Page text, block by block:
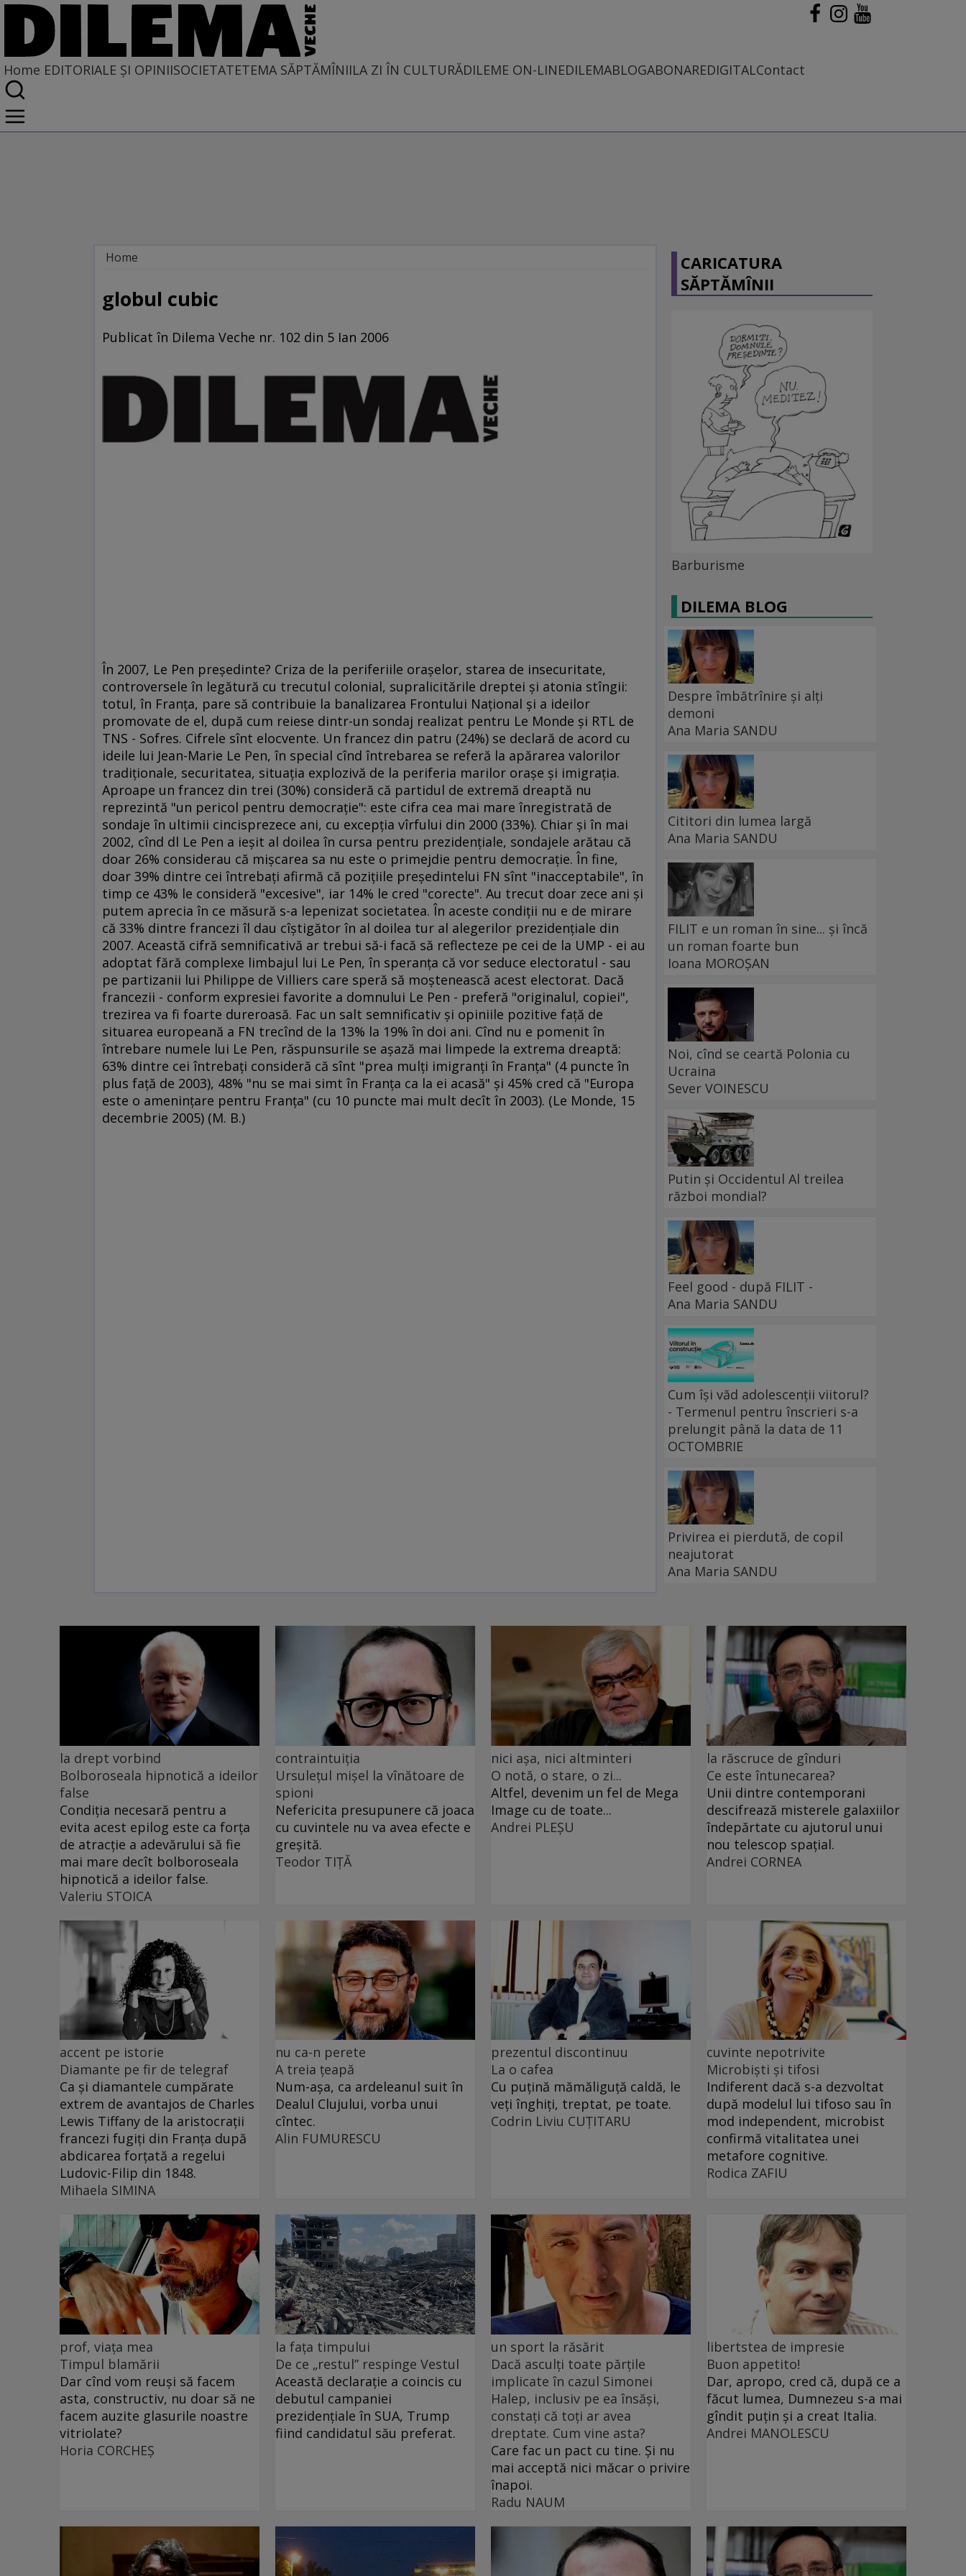
Home EDITORIALE ȘI OPINIISOCIETATETEMA SĂPTĂMÎNIILA ZI ÎN CULTURĂDILEME ON-LINEDILEMABLOGABONAREDIGITALContact
Home
PE CE LUME TRĂIM
globul cubic
Publicat în Dilema Veche nr. 102 din 5 Ian 2006
În 2007, Le Pen preşedinte? Criza de la periferiile oraşelor, starea de insecuritate,
controversele în legătură cu trecutul colonial, supralicitările dreptei şi atonia stîngii:
totul, în Franţa, pare să contribuie la banalizarea Frontului Naţional şi a ideilor
promovate de el, după cum reiese dintr-un sondaj realizat pentru Le Monde şi RTL de
TNS - Sofres. Cifrele sînt elocvente. Un francez din patru (24%) se declară de acord cu
ideile lui Jean-Marie Le Pen, în special cînd întrebarea se referă la apărarea valorilor
tradiţionale, securitatea, situaţia explozivă de la periferia marilor oraşe şi imigraţia.
Aproape un francez din trei (30%) consideră că partidul de extremă dreaptă nu
reprezintă "un pericol pentru democraţie": este cifra cea mai mare înregistrată de
sondaje în ultimii cincisprezece ani, cu excepţia vîrfului din 2000 (33%). Chiar şi în mai
2002, cînd dl Le Pen a ieşit al doilea în cursa pentru prezidenţiale, sondajele arătau că
doar 26% considerau că mişcarea sa nu este o primejdie pentru democraţie. În fine,
doar 39% dintre cei întrebaţi afirmă că poziţiile preşedintelui FN sînt "inacceptabile", în
timp ce 43% le consideră "excesive", iar 14% le cred "corecte". Au trecut doar zece ani şi
putem aprecia în ce măsură s-a lepenizat societatea. În aceste condiţii nu e de mirare
că 33% dintre francezi îl dau cîştigător în al doilea tur al alegerilor prezidenţiale din
2007. Această cifră semnificativă ar trebui să-i facă să reflecteze pe cei de la UMP - ei au
adoptat fără complexe limbajul lui Le Pen, în speranţa că vor seduce electoratul - sau
pe partizanii lui Philippe de Villiers care speră să moştenească acest electorat. Dacă
francezii - conform expresiei favorite a domnului Le Pen - preferă "originalul, copiei",
trezirea va fi foarte dureroasă. Fac un salt semnificativ şi opiniile pozitive faţă de
situarea europeană a FN trecînd de la 13% la 19% în doi ani. Cînd nu e pomenit în
întrebare numele lui Le Pen, răspunsurile se aşază mai limpede la extrema dreaptă:
63% dintre cei întrebaţi consideră că sînt "prea mulţi imigranţi în Franţa" (4 puncte în
plus faţă de 2003), 48% "nu se mai simt în Franţa ca la ei acasă" şi 45% cred că "Europa
este o ameninţare pentru Franţa" (cu 10 puncte mai mult decît în 2003). (Le Monde, 15
decembrie 2005) (M. B.)
CARICATURA
SĂPTĂMÎNII
Barburisme
DILEMA BLOG
Despre îmbătrînire și alți
demoni
Ana Maria SANDU
Cititori din lumea largă
Ana Maria SANDU
FILIT e un roman în sine... și încă
un roman foarte bun
Ioana MOROȘAN
Noi, cînd se ceartă Polonia cu
Ucraina
Sever VOINESCU
Putin și Occidentul Al treilea
război mondial?
Feel good - după FILIT -
Ana Maria SANDU
Cum își văd adolescenții viitorul?
- Termenul pentru înscrieri s-a
prelungit până la data de 11
OCTOMBRIE
Privirea ei pierdută, de copil
neajutorat
Ana Maria SANDU
la drept vorbind
Bolboroseala hipnotică a ideilor
false
Condiția necesară pentru a
evita acest epilog este ca forța
de atracție a adevărului să fie
mai mare decît bolboroseala
hipnotică a ideilor false.
Valeriu STOICA
contraintuiția
Ursulețul mișel la vînătoare de
spioni
Nefericita presupunere că joaca
cu cuvintele nu va avea efecte e
greșită.
Teodor TIŢĂ
nici așa, nici altminteri
O notă, o stare, o zi...
Altfel, devenim un fel de Mega
Image cu de toate...
Andrei PLEŞU
la răscruce de gînduri
Ce este întunecarea?
Unii dintre contemporani
descifrează misterele galaxiilor
îndepărtate cu ajutorul unui
nou telescop spațial.
Andrei CORNEA
accent pe istorie
Diamante pe fir de telegraf
Ca și diamantele cumpărate
extrem de avantajos de Charles
Lewis Tiffany de la aristocrații
francezi fugiți din Franța după
abdicarea forțată a regelui
Ludovic-Filip din 1848.
Mihaela SIMINA
nu ca-n perete
A treia țeapă
Num-așa, ca ardeleanul suit în
Dealul Clujului, vorba unui
cîntec.
Alin FUMURESCU
prezentul discontinuu
La o cafea
Cu puţină mămăliguţă caldă, le
veţi înghiţi, treptat, pe toate.
Codrin Liviu CUŢITARU
cuvinte nepotrivite
Microbiști și tifosi
Indiferent dacă s-a dezvoltat
după modelul lui tifoso sau în
mod independent, microbist
confirmă vitalitatea unei
metafore cognitive.
Rodica ZAFIU
prof, viața mea
Timpul blamării
Dar cînd vom reuși să facem
asta, constructiv, nu doar să ne
facem auzite glasurile noastre
vitriolate?
Horia CORCHEŞ
la fața timpului
De ce „restul” respinge Vestul
Această declarație a coincis cu
debutul campaniei
prezidențiale în SUA, Trump
fiind candidatul său preferat.
un sport la răsărit
Dacă asculți toate părțile
implicate în cazul Simonei
Halep, inclusiv pe ea însăși,
constați că toți ar avea
dreptate. Cum vine asta?
Care fac un pact cu tine. Și nu
mai acceptă nici măcar o privire
înapoi.
Radu NAUM
libertstea de impresie
Buon appetito!
Dar, apropo, cred că, după ce a
făcut lumea, Dumnezeu s-a mai
gîndit puțin și a creat Italia.
Andrei MANOLESCU